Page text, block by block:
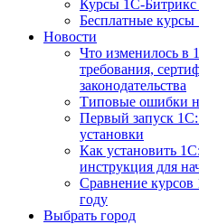
Курсы 1С-
Бесплатные курсы
Новости
Что изменилось в
требования,
законодательства
Типовые ошибки
Первый запуск
установки
Как установить
инструкция для
Сравнение курсов
году
Выбрать город